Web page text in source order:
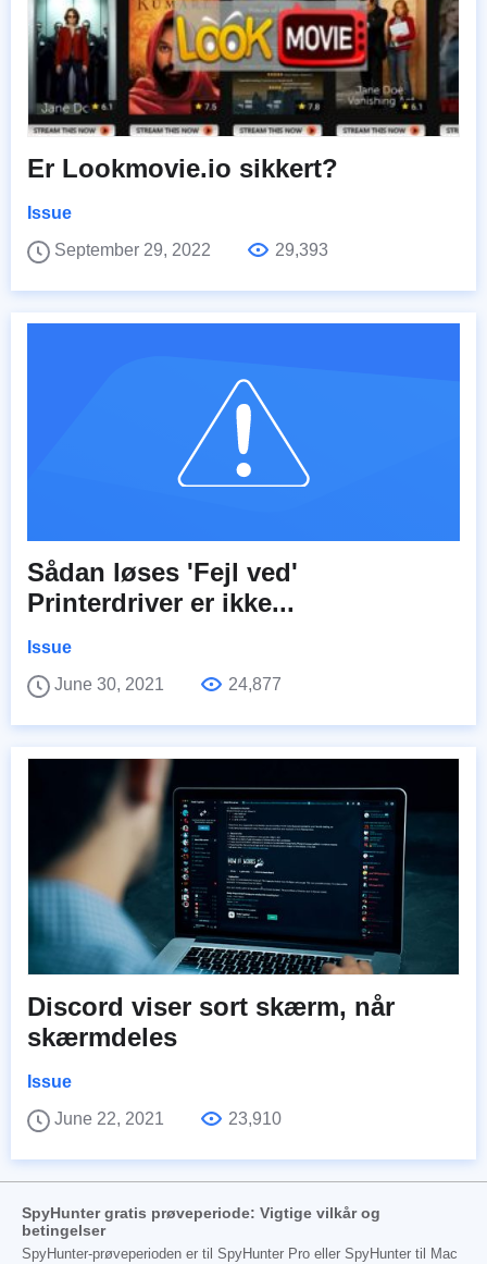
Er Lookmovie.io sikkert?
Issue
September 29, 2022
29,393
Sådan løses 'Fejl ved'
Printerdriver er ikke...
Issue
June 30, 2021
24,877
Discord viser sort skærm, når
skærmdeles
Issue
June 22, 2021
23,910
SpyHunter gratis prøveperiode: Vigtige vilkår og
betingelser
SpyHunter-prøveperioden er til SpyHunter Pro eller SpyHunter til Mac